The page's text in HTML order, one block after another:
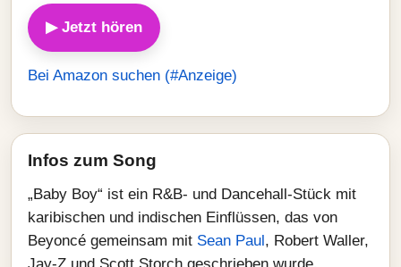
▶ Jetzt hören
Bei Amazon suchen (#Anzeige)
Infos zum Song
„Baby Boy“ ist ein R&B- und Dancehall-Stück mit
karibischen und indischen Einflüssen, das von
Beyoncé gemeinsam mit Sean Paul, Robert Waller,